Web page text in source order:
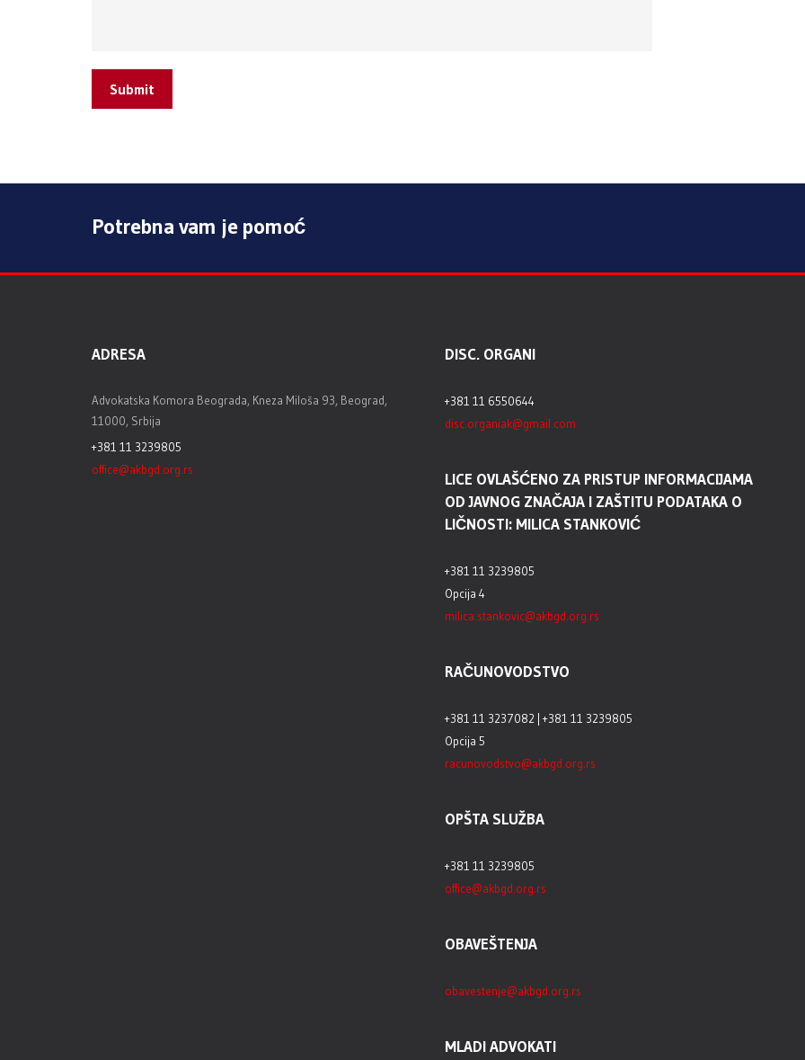
Submit
Potrebna vam je pomoć
ADRESA
Advokatska Komora Beograda, Kneza Miloša 93, Beograd,
11000, Srbija
+381 11 3239805
office@akbgd.org.rs
DISC. ORGANI
+381 11 6550644
disc.organiak@gmail.com
LICE OVLAŠĆENO ZA PRISTUP INFORMACIJAMA
OD JAVNOG ZNAČAJA I ZAŠTITU PODATAKA O
LIČNOSTI: MILICA STANKOVIĆ
+381 11 3239805
Opcija 4
milica.stankovic@akbgd.org.rs
RAČUNOVODSTVO
+381 11 3237082 | +381 11 3239805
Opcija 5
racunovodstvo@akbgd.org.rs
OPŠTA SLUŽBA
+381 11 3239805
office@akbgd.org.rs
OBAVEŠTENJA
obavestenje@akbgd.org.rs
MLADI ADVOKATI